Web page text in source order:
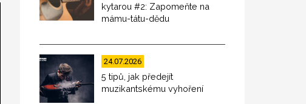
kytarou #2: Zapomeňte na
mámu-tátu-dědu
24.07.2026
5 tipů, jak předejít
muzikantskému vyhoření